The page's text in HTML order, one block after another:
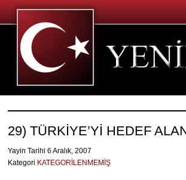
29) TÜRKİYE’Yİ HEDEF
Yayin Tarihi 6 Aralık, 2007
Kategori KATEGORİLENMEMİŞ